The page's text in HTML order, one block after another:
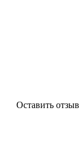
Оставить отзыв